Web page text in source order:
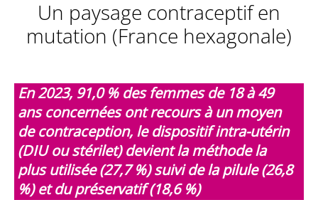
Un paysage contraceptif en
mutation (France hexagonale)
En 2023, 91,0 % des femmes de 18 à 49
ans concernées ont recours à un moyen
de contraception, le dispositif intra-utérin
(DIU ou stérilet) devient la méthode la
plus utilisée (27,7 %) suivi de la pilule (26,8
%) et du préservatif (18,6 %)